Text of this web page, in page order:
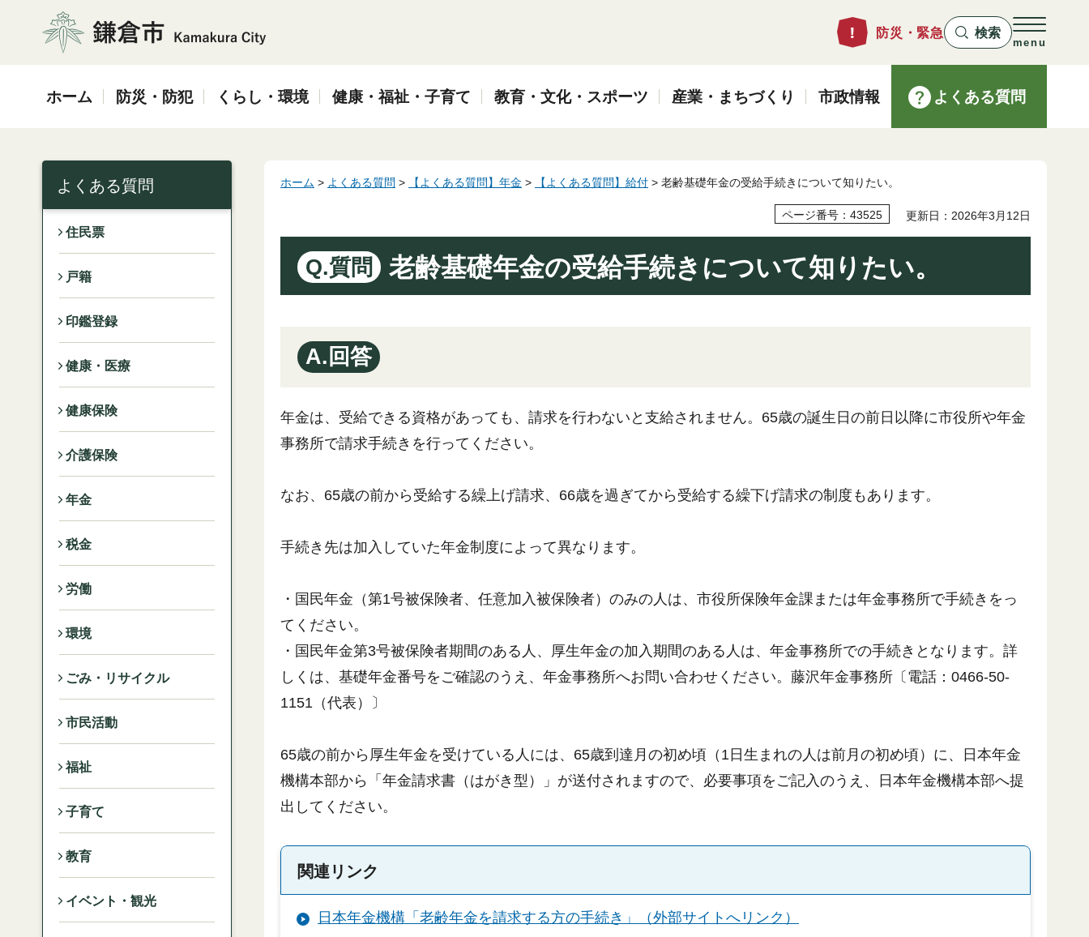
鎌倉市
防災・緊急 検索
menu
ホーム 防災・防犯 くらし・環境 健康・福祉・子育て 教育・文化・スポーツ 産業・まちづくり 市政情報 よくある質問
よくある質問
住民票
戸籍
印鑑登録
健康・医療
健康保険
介護保険
年金
税金
労働
環境
ごみ・リサイクル
市民活動
福祉
子育て
教育
イベント・観光
ホーム > よくある質問 > 【よくある質問】年金 > 【よくある質問】給付 > 老齢基礎年金の受給手続きについて知りたい。
ページ番号：43525 更新日：2026年3月12日
Q.質問 老齢基礎年金の受給手続きについて知りたい。
A.回答
年金は、受給できる資格があっても、請求を行わないと支給されません。65歳の誕生日の前日以降に市役所や年金
事務所で請求手続きを行ってください。
なお、65歳の前から受給する繰上げ請求、66歳を過ぎてから受給する繰下げ請求の制度もあります。
手続き先は加入していた年金制度によって異なります。
・国民年金（第1号被保険者、任意加入被保険者）のみの人は、市役所保険年金課または年金事務所で手続きをっ
てください。
・国民年金第3号被保険者期間のある人、厚生年金の加入期間のある人は、年金事務所での手続きとなります。詳
しくは、基礎年金番号をご確認のうえ、年金事務所へお問い合わせください。藤沢年金事務所〔電話：0466-50-
1151（代表）〕
65歳の前から厚生年金を受けている人には、65歳到達月の初め頃（1日生まれの人は前月の初め頃）に、日本年金
機構本部から「年金請求書（はがき型）」が送付されますので、必要事項をご記入のうえ、日本年金機構本部へ提
出してください。
関連リンク
日本年金機構「老齢年金を請求する方の手続き」（外部サイトへリンク）